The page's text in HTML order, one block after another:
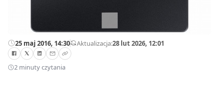
25 maj 2016, 14:30—Aktualizacja:28 lut 2026, 12:01
2 minuty czytania